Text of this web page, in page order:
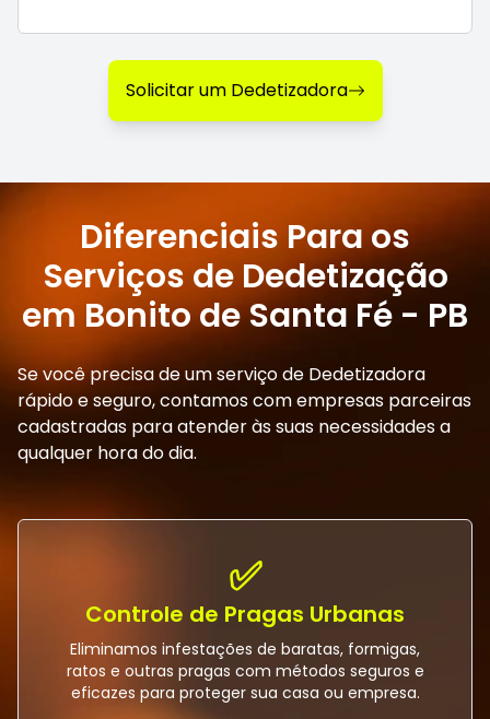
Solicitar um Dedetizadora
Diferenciais Para os
Serviços de Dedetização
em Bonito de Santa Fé - PB
Se você precisa de um serviço de Dedetizadora
rápido e seguro, contamos com empresas parceiras
cadastradas para atender às suas necessidades a
qualquer hora do dia.
✅
Controle de Pragas Urbanas
Eliminamos infestações de baratas, formigas,
ratos e outras pragas com métodos seguros e
eficazes para proteger sua casa ou empresa.